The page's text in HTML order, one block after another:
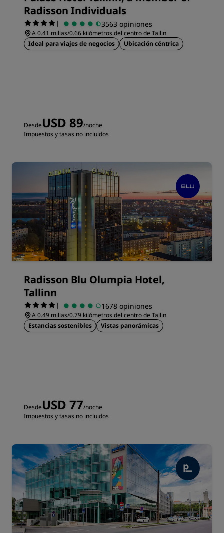
Radisson Individuals
| 3563 opiniones
A 0.41 millas/0.66 kilómetros del centro de Tallin
Ideal para viajes de negocios
Ubicación céntrica
DesdeUSD 89/noche
Impuestos y tasas no incluidos
Radisson Blu Olumpia Hotel,
Tallinn
| 1678 opiniones
A 0.49 millas/0.79 kilómetros del centro de Tallin
Estancias sostenibles
Vistas panorámicas
DesdeUSD 77/noche
Impuestos y tasas no incluidos